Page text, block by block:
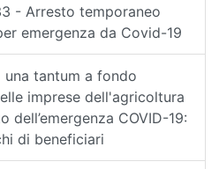
- Arresto temporaneo
emergenza da Covid-19
tantum a fondo
imprese dell'agricoltura
dell’emergenza COVID-19:
di beneficiari